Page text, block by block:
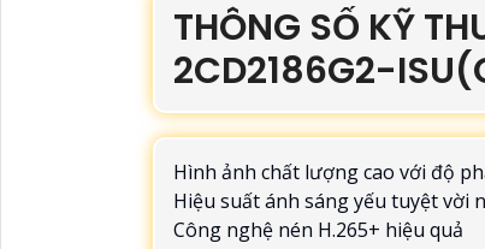
THÔNG SỐ KỸ
2CD2186G2-
Hình ảnh chất lượng cao với độ
Hiệu suất ánh sáng yếu tuyệt
Công nghệ nén H.265+ hiệu quả